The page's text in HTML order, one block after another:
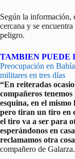
Según la información,
cercana y se
peligro.
TAMBIEN PUEDE
Preocupación en
militares en tres días
“En reiteradas
compañeros
esquina, en el mismo
pero tiran un tiro en
el tiro va a ser para
esperándonos en
reclamamos otra
compañero de Galarza.